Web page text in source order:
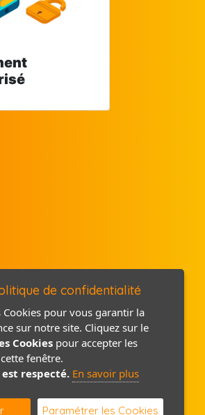
Mentions légales
Politique de confidentialité
Contact / Plan
de confidentialité
pour vous garantir la
sur notre site. Cliquez sur le
Cookies pour accepter les
fenêtre.
respecté. En savoir plus
Paramétrer les Cookies